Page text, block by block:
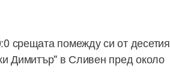
срещата помежду си от десетия
Димитър" в Сливен пред около